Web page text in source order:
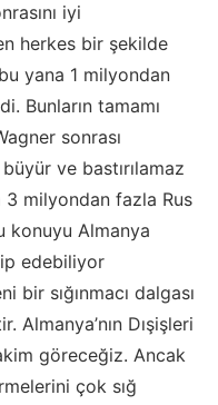
iyi
herkes bir şekilde
yana 1 milyondan
Bunların tamamı
sonrası
ve bastırılamaz
3 milyondan fazla Rus
konuyu Almanya
edebiliyor
bir sığınmacı dalgası
Almanya’nın Dışişleri
göreceğiz. Ancak
çok sığ